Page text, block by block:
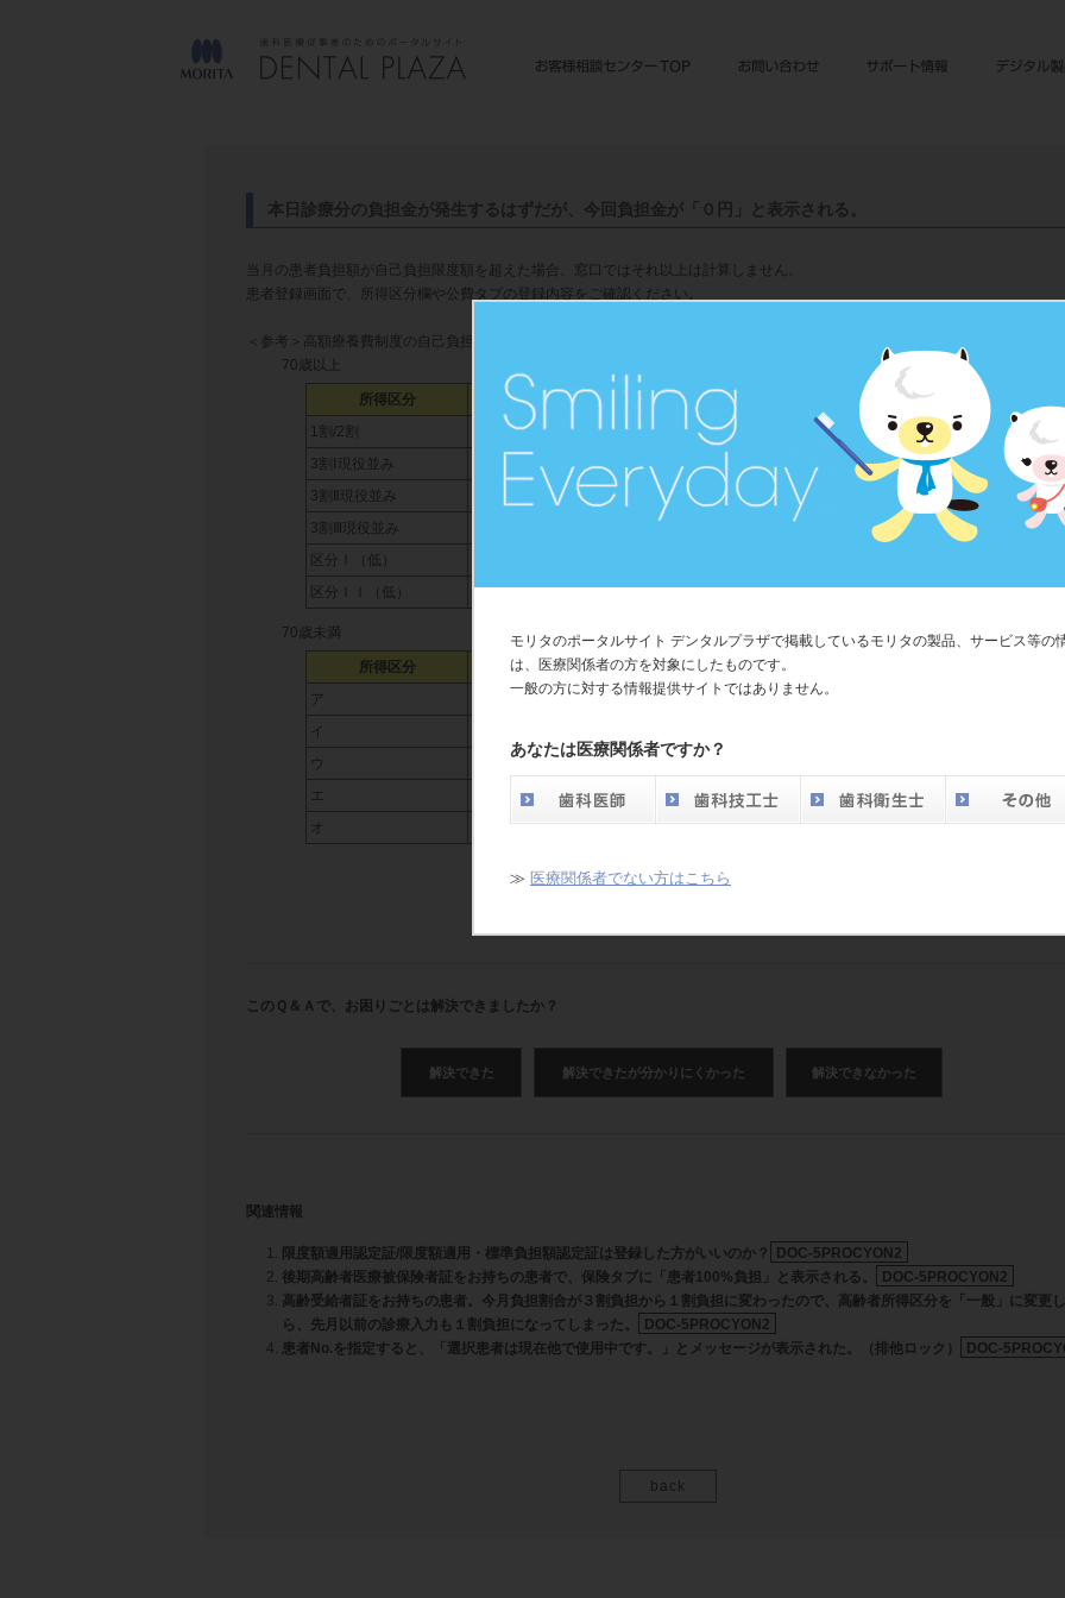
モリタのポータルサイト デンタルプラザで掲載しているモリタの製品、サービス等の
は、医療関係者の方を対象にしたものです。
一般の方に対する情報提供サイトではありません。
あなたは医療関係者ですか？
≫ 医療関係者でない方はこちら
本日診療分の負担金が発生するはずだが、今回負担金が「０円」と表示される。
当月の患者負担額が自己負担限度額を超えた場合、窓口ではそれ以上は計算しません。
患者登録画面で、所得区分欄や公費タブの登録内容をご確認ください。
＜参考＞高額療養費制度の自己負担限度額
70歳以上
所得区分
自己負担限度額
1割/2割
固定 18,000円
3割Ⅰ現役並み
252,600+（医療費-842,000）×1% 円
3割Ⅱ現役並み
167,400+（医療費-558,000）×1% 円
3割Ⅲ現役並み
区分Ｉ（低）
区分ＩＩ（低）
固定 8,000円
70歳未満
所得区分
自己負担限度額
ア
252,600+（医療費-842,000）×1% 円
イ
ウ
80,100+（医療費-267,000）×1% 円
エ
固定 57,600円
固定 35,400円
このＱ＆Ａで、お困りごとは解決できましたか？
解決できた 解決できたが分かりにくかった 解決できなかった
関連情報
限度額適用認定証/限度額適用・標準負担額認定証は登録した方がいいのか？
DOC-5PROCYON2
後期高齢者医療被保険者証をお持ちの患者で、保険タブに「患者100%負担」と表示される。
DOC-5PROCYON2
高齢受給者証をお持ちの患者。今月負担割合が３割負担から１割負担に変わったので、高齢者所得区分を「一般」に変更
ら、先月以前の診療入力も１割負担になってしまった。
DOC-5PROCYON2
患者No.を指定すると、「選択患者は現在他で使用中です。」とメッセージが表示された。（排他ロック）
DOC-
back